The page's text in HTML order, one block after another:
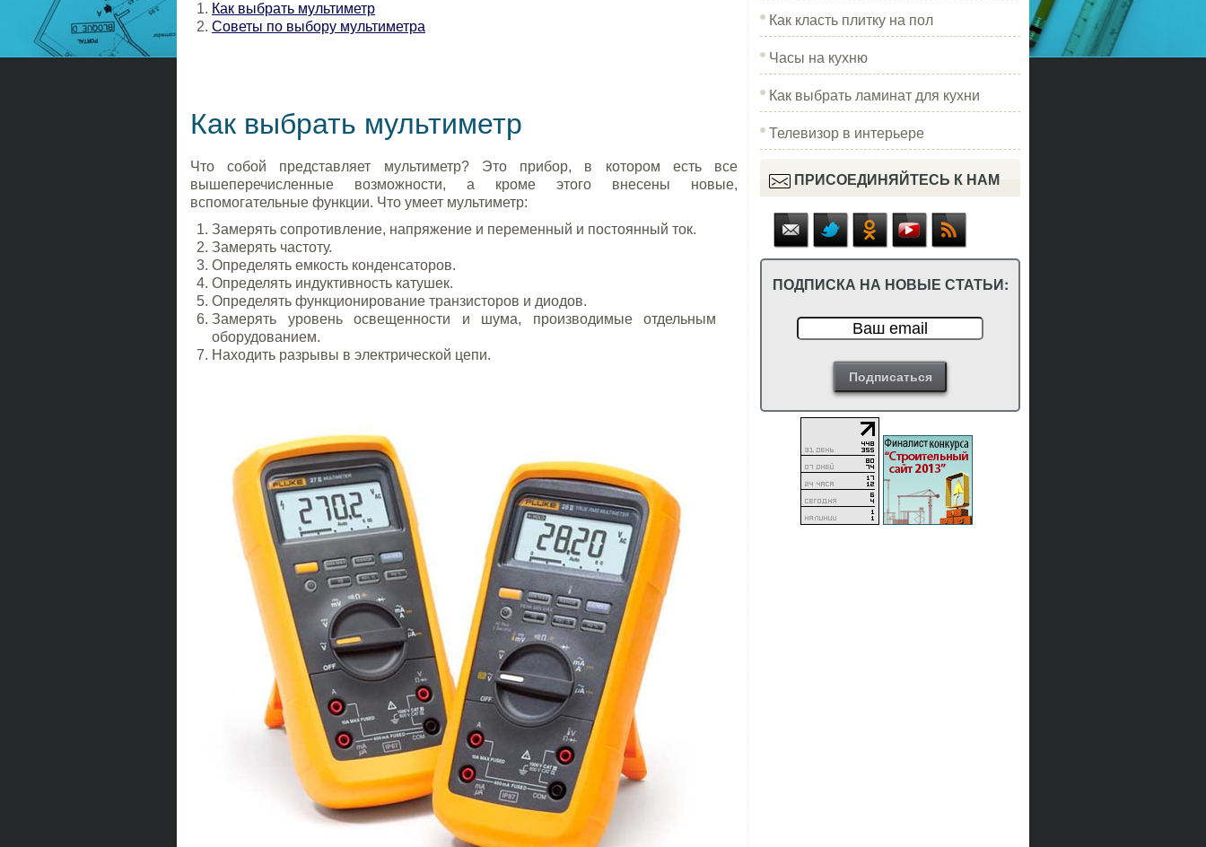
Как выбрать мультиметр
Советы по выбору мультиметра
Как выбрать мультиметр
Что собой представляет мультиметр? Это прибор, в котором есть все
вышеперечисленные возможности, а кроме этого внесены новые,
вспомогательные функции. Что умеет мультиметр:
Замерять сопротивление, напряжение и переменный и постоянный ток.
Замерять частоту.
Определять емкость конденсаторов.
Определять индуктивность катушек.
Определять функционирование транзисторов и диодов.
Замерять уровень освещенности и шума, производимые отдельным
оборудованием.
Находить разрывы в электрической цепи.
Как класть плитку на пол
Часы на кухню
Как выбрать ламинат для кухни
Телевизор в интерьере
ПРИСОЕДИНЯЙТЕСЬ К НАМ
ПОДПИСКА НА НОВЫЕ СТАТЬИ: